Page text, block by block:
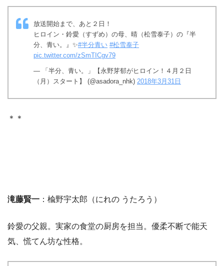
放送開始まで、あと２日！
ヒロイン・鈴愛（すずめ）の母、晴（松雪泰子）の『半
分、青い。』✨#半分青い #松雪泰子
pic.twitter.com/zSmTICgv79
— 「半分、青い。」【永野芽郁がヒロイン！４月２日
（月）スタート】 (@asadora_nhk) 2018年3月31日
＊＊
滝藤賢一 ：楡野宇太郎（にれの うたろう）
鈴愛の父親。実家の食堂の厨房を担当。優柔不断で能天
気、慌てん坊な性格。